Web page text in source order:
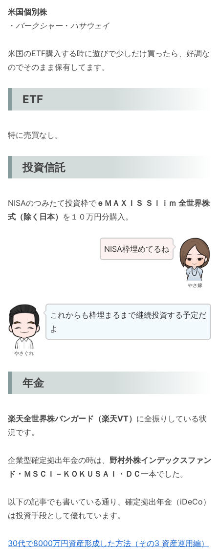
米国個別株
・ バークシャー・ ハサウェイ
米国のETF購入する時に遊びで少しだけ買ったら、好調な
のでそのまま保有してます。
ETF
特に売買なし。
投資信託
NISAのつみたて投資枠で ｅＭＡＸＩＳ Ｓｌｉｍ 全世界株
式（除く日本） を１０万円分購入。
やさ嫁
NISA枠埋めてるね
やさぐれ
これからも枠埋まるまで継続投資する予定だ
よ
年金
楽天全世界株バンガード（楽天VT） に全振りしている状
況です。
企業型確定拠出年金の時は、 野村外株インデックスファン
ド・ＭＳＣＩ－ＫＯＫＵＳＡＩ・ＤＣ一本でした。
以下の記事でも書いている通り、確定拠出年金（iDeCo）
は投資手段として優れています。
30代で8000万円資産形成した方法（その3 資産運用編）